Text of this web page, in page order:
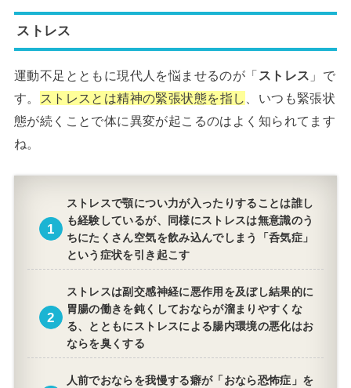
ストレス
運動不足とともに現代人を悩ませるのが「 ストレス 」で
す。
ストレスとは精神の緊張状態を指し
、いつも緊張状
態が続くことで体に異変が起こるのはよく知られてます
ね。
ストレスで顎につい力が入ったりすることは誰し
も経験しているが、同様にストレスは無意識のう
ちにたくさん空気を飲み込んでしまう「呑気症」
という症状を引き起こす
ストレスは副交感神経に悪作用を及ぼし結果的に
胃腸の働きを鈍くしておならが溜まりやすくな
る、とともにストレスによる腸内環境の悪化はお
ならを臭くする
人前でおならを我慢する癖が「おなら恐怖症 」を